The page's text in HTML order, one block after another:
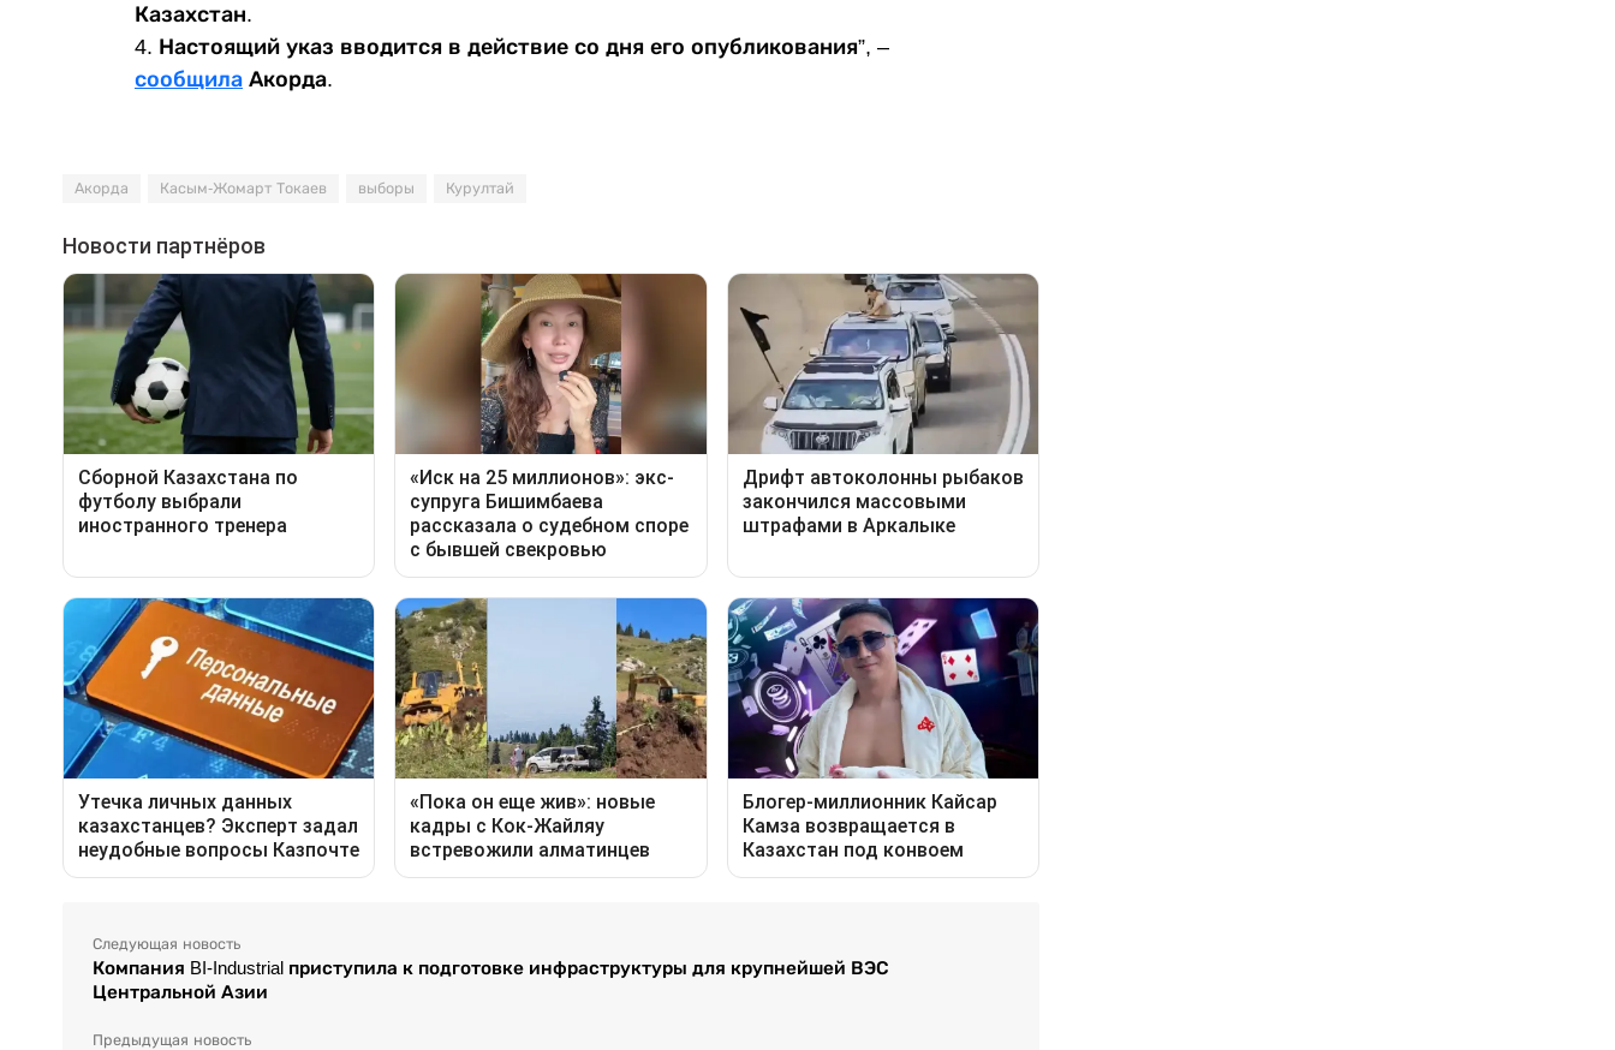
Казахстан.
4. Настоящий указ вводится в действие со дня его опубликования”, –
сообщила Акорда.
Акорда Касым-Жомарт Токаев выборы Курултай
Следующая новость
Компания BI-Industrial приступила к подготовке инфраструктуры для крупнейшей ВЭС
Центральной Азии
Предыдущая новость